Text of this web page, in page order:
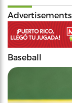
Advertisements
Baseball